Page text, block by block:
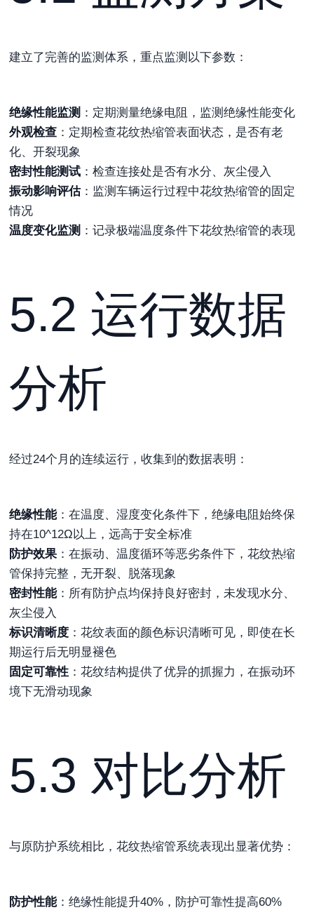
建立了完善的监测体系，重点监测以下参数：
绝缘性能监测 ：定期测量绝缘电阻，监测绝缘性能变化
外观检查 ：定期检查花纹热缩管表面状态，是否有老
化、开裂现象
密封性能测试 ：检查连接处是否有水分、灰尘侵入
振动影响评估：监测车辆运行过程中花纹热缩管的固定
情况
温度变化监测 ：记录极端温度条件下花纹热缩管的表现
5.2 运行数据
分析
经过24个月的连续运行，收集到的数据表明：
绝缘性能：在温度、湿度变化条件下，绝缘电阻始终保
持在10^12Ω以上，远高于安全标准
防护效果 ：在振动、温度循环等恶劣条件下，花纹热缩
管保持完整，无开裂、脱落现象
密封性能：所有防护点均保持良好密封，未发现水分、
灰尘侵入
标识清晰度 ：花纹表面的颜色标识清晰可见，即使在长
期运行后无明显褪色
固定可靠性 ：花纹结构提供了优异的抓握力，在振动环
境下无滑动现象
5.3 对比分析
与原防护系统相比，花纹热缩管系统表现出显著优势：
防护性能：绝缘性能提升40%，防护可靠性提高60%